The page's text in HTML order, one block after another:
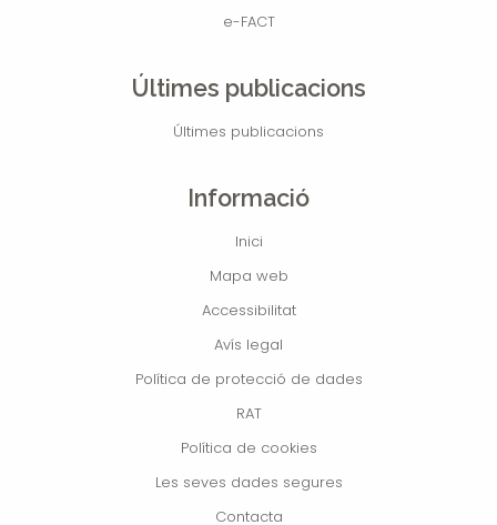
e-FACT
Últimes publicacions
Últimes publicacions
Informació
Inici
Mapa web
Accessibilitat
Avís legal
Política de protecció de dades
RAT
Política de cookies
Les seves dades segures
Contacta